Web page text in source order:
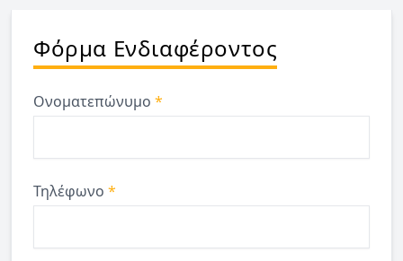
Φόρμα Ενδιαφέροντος
Ονοματεπώνυμο *
Τηλέφωνο *